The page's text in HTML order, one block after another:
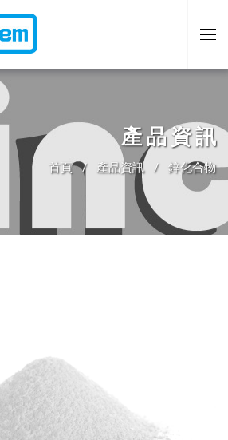
產品資訊
首頁 產品資訊 鋅化合物